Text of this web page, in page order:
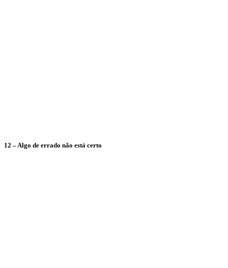
12 – Algo de errado não está certo